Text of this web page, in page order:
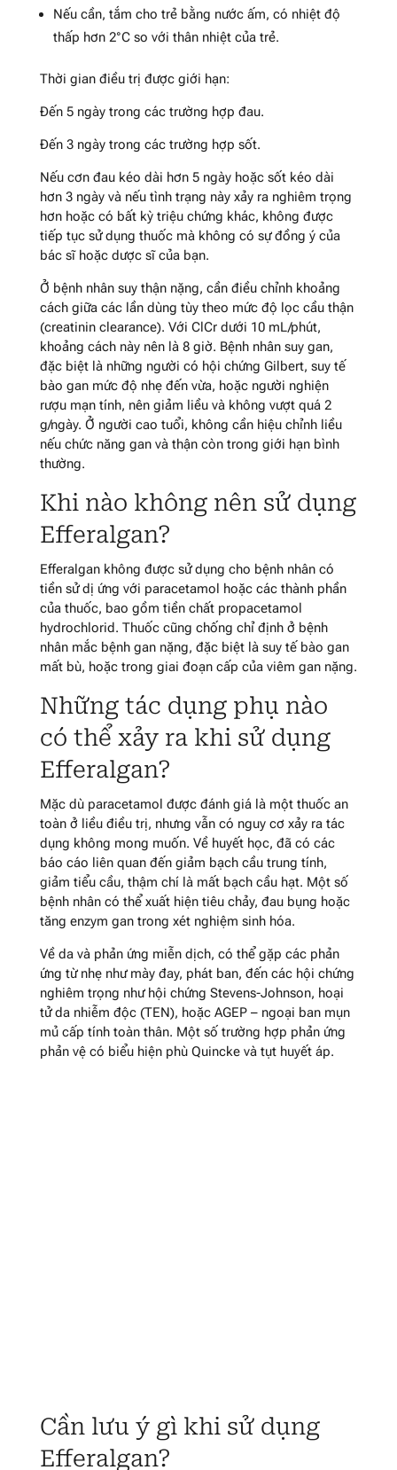
Nếu cần, tắm cho trẻ bằng nước ấm, có nhiệt độ
thấp hơn 2°C so với thân nhiệt của trẻ.
Thời gian điều trị được giới hạn:
Đến 5 ngày trong các trường hợp đau.
Đến 3 ngày trong các trường hợp sốt.
Nếu cơn đau kéo dài hơn 5 ngày hoặc sốt kéo dài
hơn 3 ngày và nếu tình trạng này xảy ra nghiêm trọng
hơn hoặc có bất kỳ triệu chứng khác, không được
tiếp tục sử dụng thuốc mà không có sự đồng ý của
bác sĩ hoặc dược sĩ của bạn.
Ở bệnh nhân suy thận nặng, cần điều chỉnh khoảng
cách giữa các lần dùng tùy theo mức độ lọc cầu thận
(creatinin clearance). Với ClCr dưới 10 mL/phút,
khoảng cách này nên là 8 giờ. Bệnh nhân suy gan,
đặc biệt là những người có hội chứng Gilbert, suy tế
bào gan mức độ nhẹ đến vừa, hoặc người nghiện
rượu mạn tính, nên giảm liều và không vượt quá 2
g/ngày. Ở người cao tuổi, không cần hiệu chỉnh liều
nếu chức năng gan và thận còn trong giới hạn bình
thường.
Khi nào không nên sử dụng
Efferalgan?
Efferalgan không được sử dụng cho bệnh nhân có
tiền sử dị ứng với paracetamol hoặc các thành phần
của thuốc, bao gồm tiền chất propacetamol
hydrochlorid. Thuốc cũng chống chỉ định ở bệnh
nhân mắc bệnh gan nặng, đặc biệt là suy tế bào gan
mất bù, hoặc trong giai đoạn cấp của viêm gan nặng.
Những tác dụng phụ nào
có thể xảy ra khi sử dụng
Efferalgan?
Mặc dù paracetamol được đánh giá là một thuốc an
toàn ở liều điều trị, nhưng vẫn có nguy cơ xảy ra tác
dụng không mong muốn. Về huyết học, đã có các
báo cáo liên quan đến giảm bạch cầu trung tính,
giảm tiểu cầu, thậm chí là mất bạch cầu hạt. Một số
bệnh nhân có thể xuất hiện tiêu chảy, đau bụng hoặc
tăng enzym gan trong xét nghiệm sinh hóa.
Về da và phản ứng miễn dịch, có thể gặp các phản
ứng từ nhẹ như mày đay, phát ban, đến các hội chứng
nghiêm trọng như hội chứng Stevens-Johnson, hoại
tử da nhiễm độc (TEN), hoặc AGEP – ngoại ban mụn
mủ cấp tính toàn thân. Một số trường hợp phản ứng
phản vệ có biểu hiện phù Quincke và tụt huyết áp.
Cần lưu ý gì khi sử dụng
Efferalgan?